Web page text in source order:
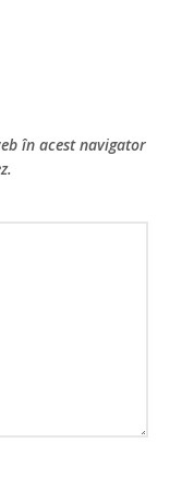
în acest navigator